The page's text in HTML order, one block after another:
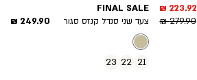
מחיר
מוצר
223.92 ₪
מחיר
279.90 ₪
FINAL SALE
צעד שני סנדל קנזס סגור
מחיר
249.90 ₪
21
22
23